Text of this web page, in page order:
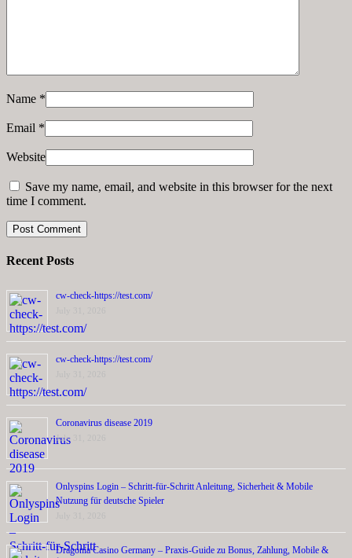
Name *
Email *
Website
Save my name, email, and website in this browser for the next
time I comment.
Recent Posts
cw-check-https://test.com/
cw-check-https://test.com/
Coronavirus disease 2019
July 31, 2026
Onlyspins Login – Schritt‑für‑Schritt Anleitung, Sicherheit & Mobile
Nutzung für deutsche Spieler
Dragonia Casino Germany – Praxis‑Guide zu Bonus, Zahlung, Mobile &